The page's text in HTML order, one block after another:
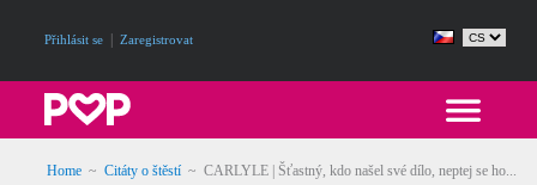
Přihlásit se Zaregistrovat
Home ~ Citáty o štěstí ~ CARLYLE | Šťastný, kdo našel své dílo, neptej se ho...